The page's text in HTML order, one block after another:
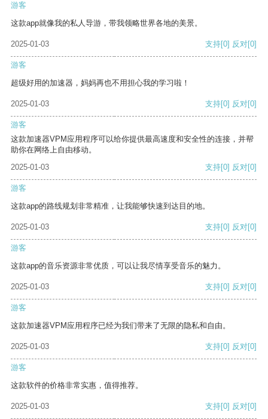
游客
这款app就像我的私人导游，带我领略世界各地的美景。
2025-01-03 支持[0] 反对[0]
游客
超级好用的加速器，妈妈再也不用担心我的学习啦！
2025-01-03 支持[0] 反对[0]
游客
这款加速器VPM应用程序可以给你提供最高速度和安全性的连接，并帮
助你在网络上自由移动。
2025-01-03
支持[0] 反对[0]
游客
这款app的路线规划非常精准，让我能够快速到达目的地。
2025-01-03 支持[0] 反对[0]
游客
这款app的音乐资源非常优质，可以让我尽情享受音乐的魅力。
2025-01-03 支持[0] 反对[0]
游客
这款加速器VPM应用程序已经为我们带来了无限的隐私和自由。
2025-01-03 支持[0] 反对[0]
游客
这款软件的价格非常实惠，值得推荐。
2025-01-03 支持[0] 反对[0]